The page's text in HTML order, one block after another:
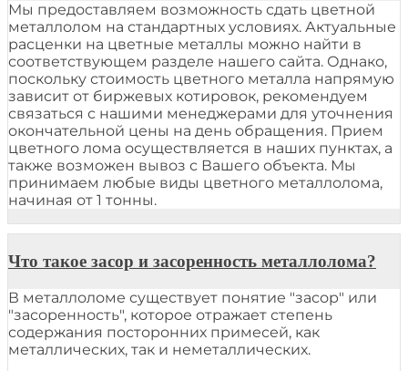
Мы предоставляем возможность сдать цветной
металлолом на стандартных условиях. Актуальные
расценки на цветные металлы можно найти в
соответствующем разделе нашего сайта. Однако,
поскольку стоимость цветного металла напрямую
зависит от биржевых котировок, рекомендуем
связаться с нашими менеджерами для уточнения
окончательной цены на день обращения. Прием
цветного лома осуществляется в наших пунктах, а
также возможен вывоз с Вашего объекта. Мы
принимаем любые виды цветного металлолома,
начиная от 1 тонны.
Что такое засор и засоренность металлолома?
В металлоломе существует понятие "засор" или
"засоренность", которое отражает степень
содержания посторонних примесей, как
металлических, так и неметаллических.